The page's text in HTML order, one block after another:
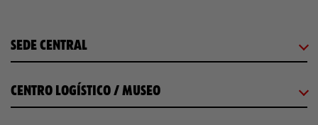
SEDE CENTRAL
CENTRO LOGÍSTICO / MUSEO